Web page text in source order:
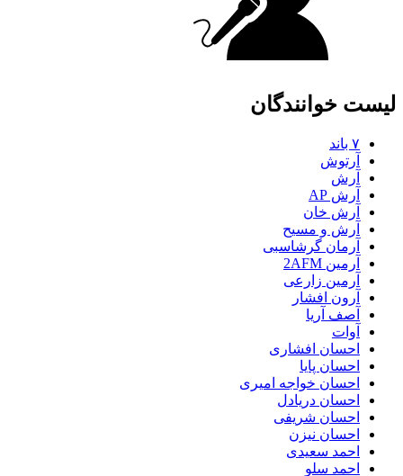
لیست خوانندگان
۷ باند
آرتوش
آرش
آرش AP
آرش خان
آرش و مسیح
آرمان گرشاسبی
آرمین 2AFM
آرمین زارعی
آرون افشار
آصف آریا
آوات
احسان افشاری
احسان پایا
احسان خواجه امیری
احسان دریادل
احسان شریفی
احسان نیزن
احمد سعیدی
احمد سلو